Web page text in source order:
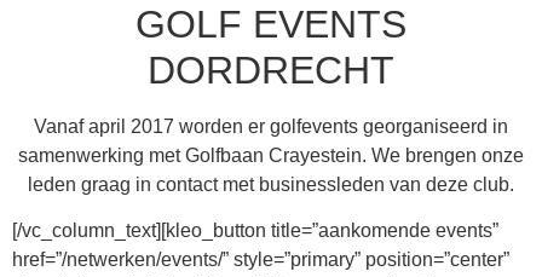
GOLF EVENTS
DORDRECHT
Vanaf april 2017 worden er golfevents georganiseerd in
samenwerking met Golfbaan Crayestein. We brengen onze
leden graag in contact met businessleden van deze club.
[/vc_column_text][kleo_button title=”aankomende events”
href=”/netwerken/events/” style=”primary” position=”center”